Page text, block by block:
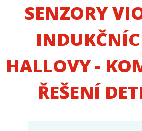
SENZORY
HALLOVY -
ŘEŠENÍ